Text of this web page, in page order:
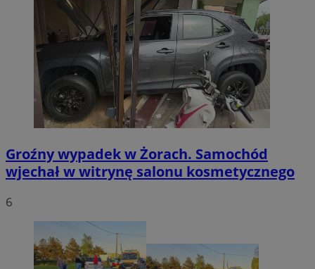
Groźny wypadek w Żorach. Samochód
wjechał w witrynę salonu kosmetycznego
6